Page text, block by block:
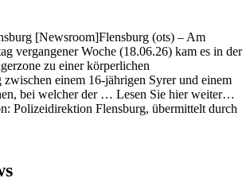
[Newsroom]Flensburg (ots) – Am
vergangener Woche (18.06.26) kam es in der
zu einer körperlichen
zwischen einem 16-jährigen Syrer und einem
bei welcher der … Lesen Sie hier weiter…
Polizeidirektion Flensburg, übermittelt durch